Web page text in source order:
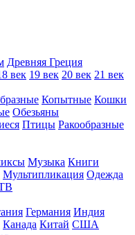
Древняя Греция
век 19 век 20 век 21 век
Копытные Кошки
Обезьяны
Птицы Ракообразные
Музыка Книги
Мультипликация Одежда
Германия Индия
Канада Китай США